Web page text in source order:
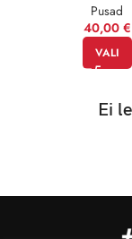
Pusad
40,00 €
VALI
Ei